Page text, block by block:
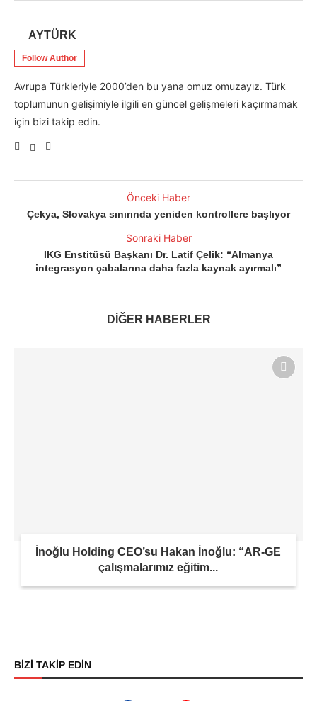
AYTÜRK
Follow Author
Avrupa Türkleriyle 2000’den bu yana omuz omuzayız. Türk
toplumunun gelişimiyle ilgili en güncel gelişmeleri kaçırmamak
için bizi takip edin.
Önceki Haber
Çekya, Slovakya sınırında yeniden kontrollere başlıyor
Sonraki Haber
IKG Enstitüsü Başkanı Dr. Latif Çelik: “Almanya
integrasyon çabalarına daha fazla kaynak ayırmalı”
DİĞER HABERLER
İnoğlu Holding CEO’su Hakan İnoğlu: “AR-GE
çalışmalarımız eğitim...
BİZİ TAKİP EDİN